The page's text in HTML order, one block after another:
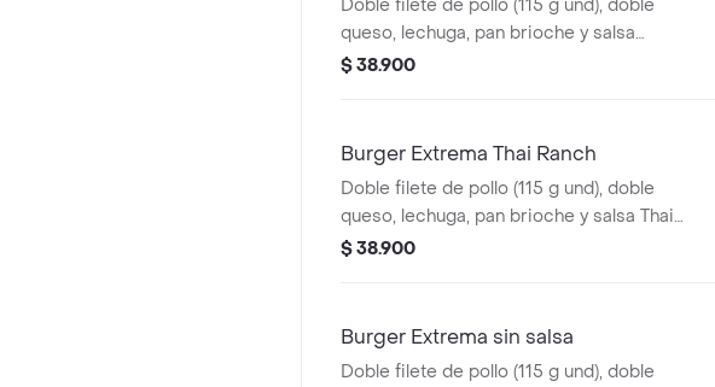
Doble filete de pollo (115 g und), doble
queso, lechuga, pan brioche y salsa
Polynesian beach
$ 38.900
Burger Extrema Thai Ranch
Doble filete de pollo (115 g und), doble
queso, lechuga, pan brioche y salsa Thai
ranch
$ 38.900
Burger Extrema sin salsa
Doble filete de pollo (115 g und), doble